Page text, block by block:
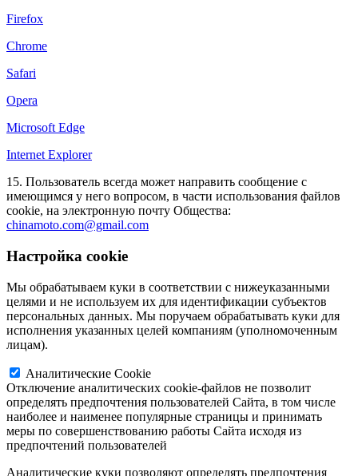
Firefox
Chrome
Safari
Opera
Microsoft Edge
Internet Explorer
15. Пользователь всегда может направить сообщение с
имеющимся у него вопросом, в части использования файлов
сookie, на электронную почту Общества:
chinamoto.com@gmail.com
Настройка cookie
Мы обрабатываем куки в соответствии с нижеуказанными
целями и не используем их для идентификации субъектов
персональных данных. Мы поручаем обрабатывать куки для
исполнения указанных целей компаниям (уполномоченным
лицам).
Аналитические Cookie
Отключение аналитических cookie-файлов не позволит
определять предпочтения пользователей Сайта, в том числе
наиболее и наименее популярные страницы и принимать
меры по совершенствованию работы Сайта исходя из
предпочтений пользователей
Аналитические куки позволяют определять предпочтения